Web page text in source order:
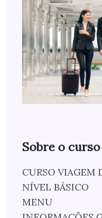
Sobre o curso
CURSO VIAGEM
NÍVEL BÁSICO
MENU